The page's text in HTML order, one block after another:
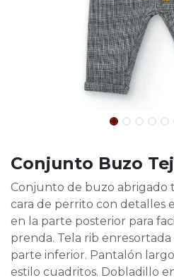
Conjunto Buzo
Conjunto de buzo abrigado
cara de perrito con detalles
en la parte posterior para
prenda. Tela rib
parte inferior. Pantalón
estilo cuadritos. Dobladillo